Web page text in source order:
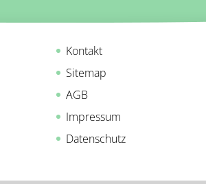
Kontakt
Sitemap
AGB
Impressum
Datenschutz